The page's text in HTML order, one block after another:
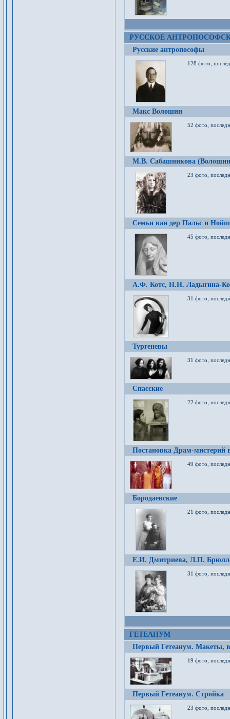
РУССКОЕ
Русские антропософы
128 фото,
Макс Волошин
52 фото,
М.В. Сабашникова
23 фото,
Семьи ван дер Пальс и
45 фото,
А.Ф. Котс, Н.Н. Ладыгина-
31 фото,
Тургеневы
31 фото,
Спасские
22 фото,
Постановка Драм-мистерий
49 фото,
Бородаевские
21 фото,
Е.И. Дмитриева, Л.П.
31 фото,
ГЕТЕАНУМ
Первый Гетеанум. Макеты,
19 фото,
Первый Гетеанум. Стройка
23 фото,